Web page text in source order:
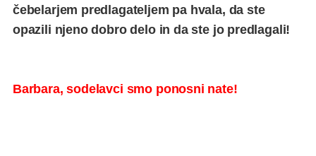
čebelarjem predlagateljem pa hvala, da ste
opazili njeno dobro delo in da ste jo predlagali!
Barbara, sodelavci smo ponosni nate!